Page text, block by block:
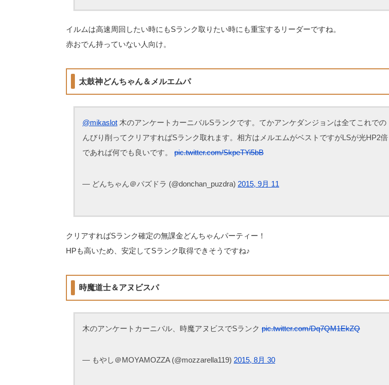
イルムは高速周回したい時にもSランク取りたい時にも重宝するリーダーですね。
赤おでん持っていない人向け。
太鼓神どんちゃん＆メルエムパ
@mikaslot 木のアンケートカーニバルSランクです。てかアンケダンジョンは全てこれでの
んびり削ってクリアすればSランク取れます。相方はメルエムがベストですがLSが光HP2倍
であれば何でも良いです。 pic.twitter.com/SkpeTYi5bB
— どんちゃん＠パズドラ (@donchan_puzdra) 2015, 9月 11
クリアすればSランク確定の無課金どんちゃんパーティー！
HPも高いため、安定してSランク取得できそうですね♪
時魔道士＆アヌビスパ
木のアンケートカーニバル、時魔アヌビスでSランク pic.twitter.com/Dq7QM1EkZQ
— もやし＠MOYAMOZZA (@mozzarella119) 2015, 8月 30